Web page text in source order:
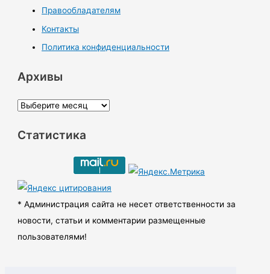
Правообладателям
Контакты
Политика конфиденциальности
Архивы
А
х
ы
Статистика
* Администрация сайта не несет ответственности за
новости, статьи и комментарии размещенные
пользователями!